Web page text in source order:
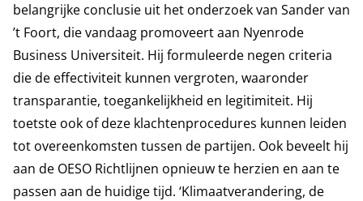
belangrijke conclusie uit het onderzoek van Sander van
’t Foort, die vandaag promoveert aan Nyenrode
Business Universiteit. Hij formuleerde negen criteria
die de effectiviteit kunnen vergroten, waaronder
transparantie, toegankelijkheid en legitimiteit. Hij
toetste ook of deze klachtenprocedures kunnen leiden
tot overeenkomsten tussen de partijen. Ook beveelt hij
aan de OESO Richtlijnen opnieuw te herzien en aan te
passen aan de huidige tijd. ‘Klimaatverandering, de